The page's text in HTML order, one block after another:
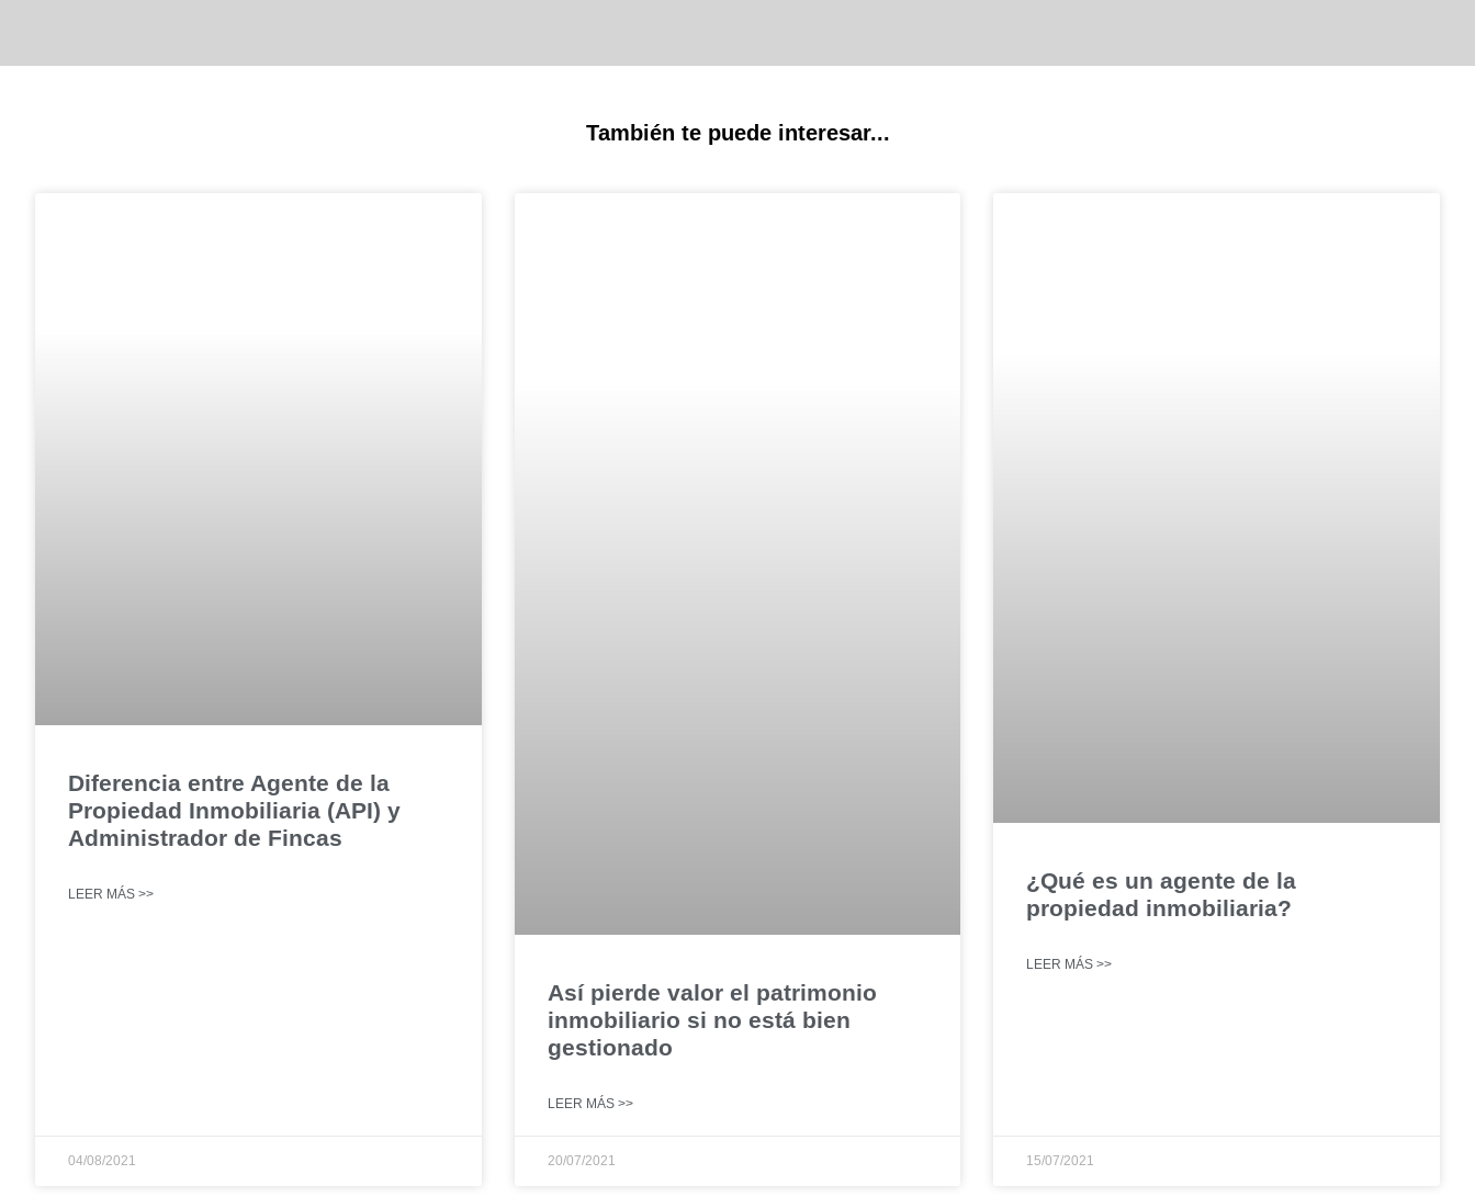
También te puede interesar...
Diferencia entre Agente de la
Propiedad Inmobiliaria (API) y
Administrador de Fincas
LEER MÁS >>
04/08/2021
Así pierde valor el patrimonio
inmobiliario si no está bien
gestionado
LEER MÁS >>
20/07/2021
¿Qué es un agente de la
propiedad inmobiliaria?
LEER MÁS >>
15/07/2021